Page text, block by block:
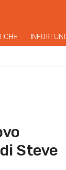
INFORTUNI
Steve